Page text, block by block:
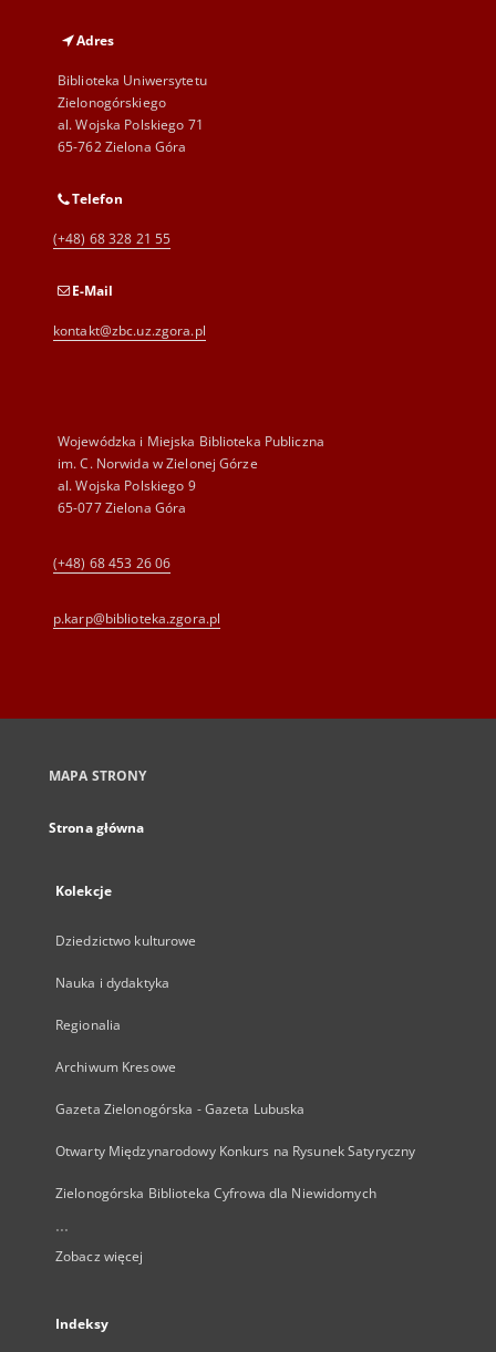
Adres
Biblioteka Uniwersytetu
Zielonogórskiego
al. Wojska Polskiego 71
65-762 Zielona Góra
Telefon
(+48) 68 328 21 55
E-Mail
kontakt@zbc.uz.zgora.pl
Wojewódzka i Miejska Biblioteka Publiczna
im. C. Norwida w Zielonej Górze
al. Wojska Polskiego 9
65-077 Zielona Góra
(+48) 68 453 26 06
p.karp@biblioteka.zgora.pl
MAPA STRONY
Strona główna
Kolekcje
Dziedzictwo kulturowe
Nauka i dydaktyka
Regionalia
Archiwum Kresowe
Gazeta Zielonogórska - Gazeta Lubuska
Otwarty Międzynarodowy Konkurs na Rysunek Satyryczny
Zielonogórska Biblioteka Cyfrowa dla Niewidomych
...
Zobacz więcej
Indeksy